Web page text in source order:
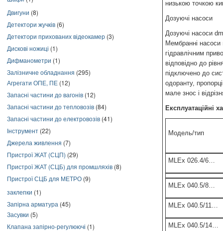
Двигуни (8)
Детектори жучків (6)
Детектори прихованих відеокамер (3)
Дискові ножиці (1)
Дифманометри (1)
Залізничне обладнання (295)
Агрегати ОПЕ, ПЕ (12)
Запасні частини до вагонів (12)
Запасні частини до тепловозів (84)
Запасні частини до електровозів (41)
Інструмент (22)
Джерела живлення (7)
Пристрої ЖАТ (СЦП) (29)
Пристрої ЖАТ (СЦБ) для промшляхів (8)
Пристрої СЦБ для МЕТРО (9)
заклепки (1)
Запірна арматура (45)
Засувки (5)
Клапана запірно-регулюючі (1)
низькою точкою
Дозуючі насоси
Дозуючі насоси
Мембранні насоси
гідравлічним
відповідно до
підключено до
одоранту,
мале знос і
Експлуатаційні
Модель/тип
MLEx 026.4/6…
MLEx 040.5/8…
MLEx 040.5/11…
MLEx 040.5/14…